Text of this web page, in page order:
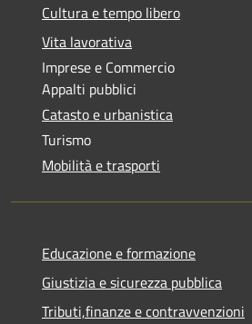
Cultura e tempo libero
Vita lavorativa
Imprese e Commercio
Appalti pubblici
Catasto e urbanistica
Turismo
Mobilità e trasporti
Educazione e formazione
Giustizia e sicurezza pubblica
Tributi,finanze e contravvenzioni